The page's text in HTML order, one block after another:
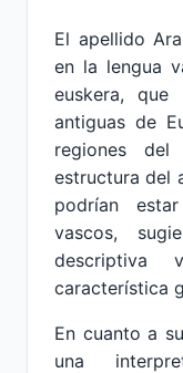
El apellido
en la lengua
euskera,
antiguas de
regiones
estructura del
podrían
vascos,
característica
En cuanto a
una